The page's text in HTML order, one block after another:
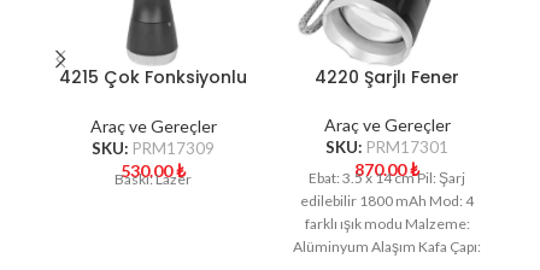
4215 Çok Fonksiyonlu
Araç ve Gereçler
SKU: PRM17309
530.00₺
Baskı: Lazer
4220 Şarjlı Fener
Araç ve Gereçler
SKU: PRM17301
870.00₺
Ebat: 3.5 x 14 cm Pil: Şarj
edilebilir 1800 mAh Mod: 4
farklı ışık modu Malzeme:
Alüminyum Alaşım Kafa Çapı: